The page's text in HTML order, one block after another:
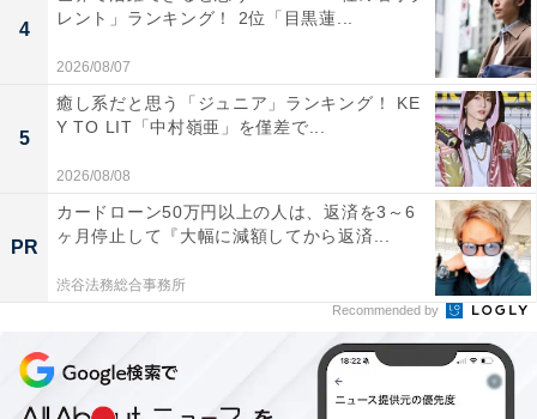
4
レント」ランキング！ 2位「目黒蓮...
2026/08/07
5
癒し系だと思う「ジュニア」ランキング！ KE
Y TO LIT「中村嶺亜」を僅差で...
2026/08/08
PR
カードローン50万円以上の人は、返済を3～6
ヶ月停止して『大幅に減額してから返済...
渋谷法務総合事務所
Recommended by